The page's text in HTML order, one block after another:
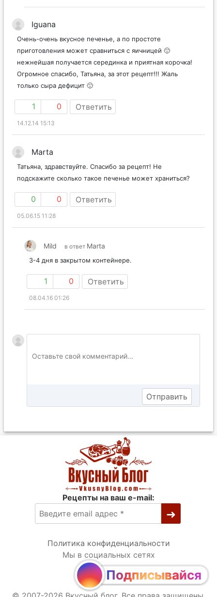
Iguana
Очень-очень вкусное печенье, а по простоте
приготовления может сравниться с яичницей 🙂
нежнейшая получается серединка и приятная корочка!
Огромное спасибо, Татьяна, за этот рецепт!!! Жаль
только сыра дефицит 🙂
1 0 Ответить
14.12.14 15:13
Marta
Татьяна, здравствуйте. Спасибо за рецепт! Не
подскажите сколько такое печенье может храниться?
0 0 Ответить
05.06.15 11:28
Mild в ответ Marta
3-4 дня в закрытом контейнере.
1 0 Ответить
08.04.16 01:26
Рецепты на ваш e-mail:
Политика конфиденциальности
Мы в социальных сетях
Подписывайся